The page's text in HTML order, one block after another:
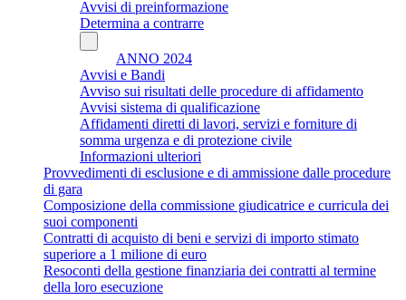
Avvisi di preinformazione
Determina a contrarre
ANNO 2024
Avvisi e Bandi
Avviso sui risultati delle procedure di affidamento
Avvisi sistema di qualificazione
Affidamenti diretti di lavori, servizi e forniture di
somma urgenza e di protezione civile
Informazioni ulteriori
Provvedimenti di esclusione e di ammissione dalle procedure
di gara
Composizione della commissione giudicatrice e curricula dei
suoi componenti
Contratti di acquisto di beni e servizi di importo stimato
superiore a 1 milione di euro
Resoconti della gestione finanziaria dei contratti al termine
della loro esecuzione